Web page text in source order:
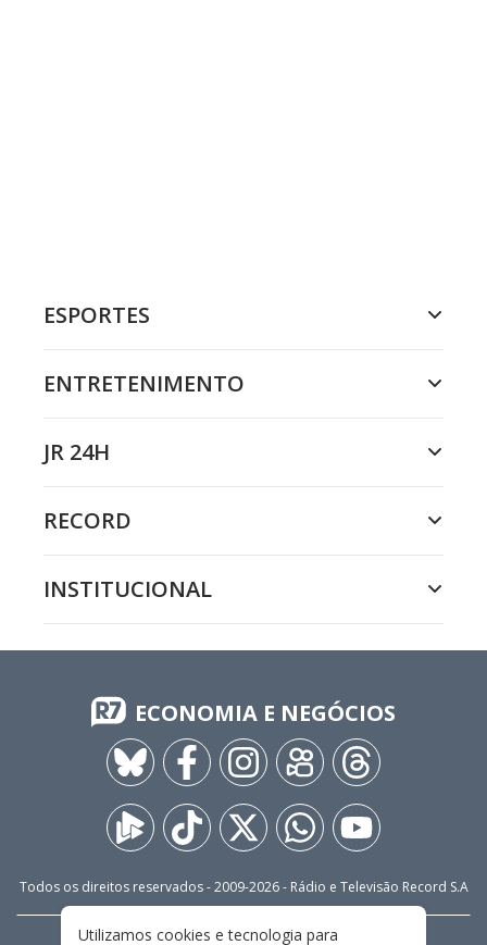
ESPORTES
ENTRETENIMENTO
JR 24H
RECORD
INSTITUCIONAL
ECONOMIA E NEGÓCIOS
Todos os direitos reservados - 2009-2026- Rádio e Televisão Record S.A
Utilizamos cookies e tecnologia para